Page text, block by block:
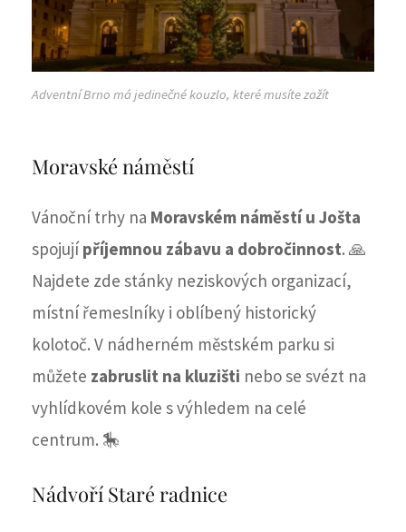
Adventní Brno má jedinečné kouzlo, které musíte zažít
Moravské náměstí
Vánoční trhy na Moravském náměstí u Jošta
spojujípříjemnou zábavu a dobročinnost. 🙏
Najdete zde stánky neziskových organizací,
místní řemeslníky i oblíbený historický
kolotoč. V nádherném městském parku si
můžete zabruslit na kluzišti nebo se svézt na
vyhlídkovém kole s výhledem na celé
centrum. 🎠
Nádvoří Staré radnice